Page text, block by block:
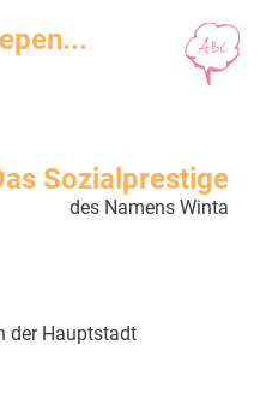
Sozialprestige
des Namens Winta
der Hauptstadt